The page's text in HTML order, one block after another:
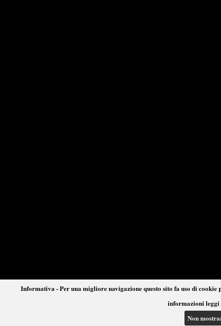
Informativa - Per una migliore navigazione questo sito fa uso di
informazioni leggi
Non